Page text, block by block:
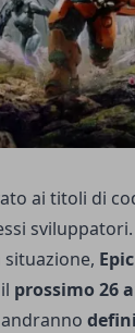
ai titoli di
prossimo 26